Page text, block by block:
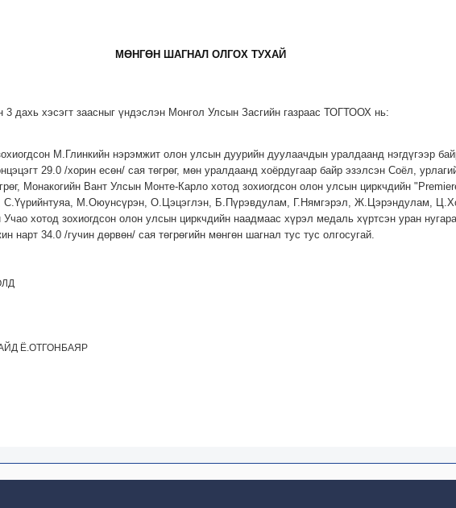
МӨНГӨН ШАГНАЛ ОЛГОХ ТУХАЙ
3 дахь хэсэгт заасныг үндэслэн Монгол Улсын Засгийн газраас ТОГТООХ нь:
М.Глинкийн нэрэмжит олон улсын дуурийн дуулаачдын уралдаанд нэгдүгээр
29.0 /хорин есөн/ сая төгрөг, мөн уралдаанд хоёрдугаар байр эзэлсэн Соёл,
Монакогийн Вант Улсын Монте-Карло хотод зохиогдсон олон улсын циркчдийн
С.Үүрийнтуяа, М.Оюунсүрэн, О.Цэцэглэн, Б.Пүрэвдулам, Г.Нямгэрэл, Ж.Цэрэндулам,
хотод зохиогдсон олон улсын циркчдийн наадмаас хүрэл медаль хүртсэн уран
нарт 34.0 /гучин дөрвөн/ сая төгрөгийн мөнгөн шагнал тус тус олгосугай.
Ё.ОТГОНБАЯР